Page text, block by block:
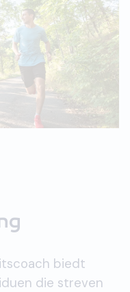
biedt
die streven